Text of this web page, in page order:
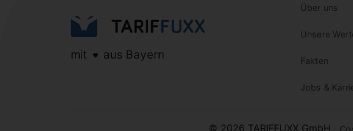
mit aus Bayern
Über uns
Unsere
Fakten
Jobs &
© 2026 TARIFFUXX GmbH